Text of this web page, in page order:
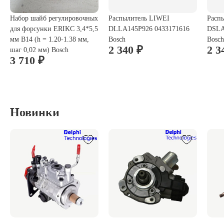
Набор шайб регулировочных
для форсунки ERIKC 3,4*5,5
мм B14 (h = 1.20-1.38 мм,
шаг 0,02 мм) Bosch
3 710 ₽
Распылитель LIWEI
DLLA145P926 0433171616
Bosch
2 340 ₽
Bosch
2
Новинки